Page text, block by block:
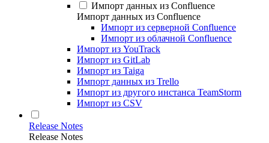
Импорт данных из Confluence
Импорт данных из Confluence
Импорт из серверной Confluence
Импорт из облачной Confluence
Импорт из YouTrack
Импорт из GitLab
Импорт из Taiga
Импорт данных из Trello
Импорт из другого инстанса TeamStorm
Импорт из CSV
Release Notes
Release Notes